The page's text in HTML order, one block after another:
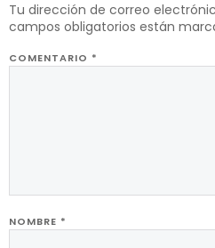
Tu dirección de correo
campos obligatorios están
COMENTARIO *
NOMBRE *